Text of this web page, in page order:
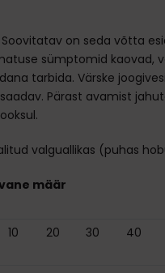
Soovitatav on seda võtta
sümptomid kaovad,
tarbida. Värske
Pärast avamist
valguallikas (puhas
määr
10 20 30 40